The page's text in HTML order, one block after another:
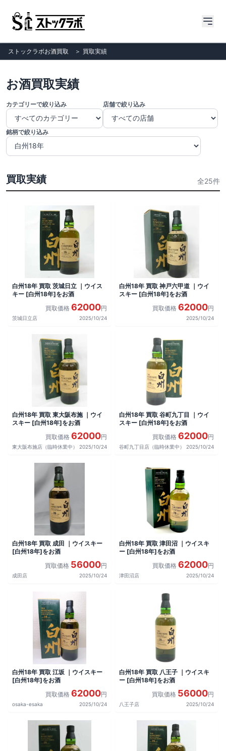
ストックラボお酒買取 ＞ 買取実績
お酒買取実績
カテゴリーで絞り込み 店舗で絞り込み
銘柄で絞り込み
買取実績 全25件
白州18年 買取 茨城日立 ｜ウイス
キー [白州18年]をお酒
買取価格 62000円
茨城日立店 2025/10/24
白州18年 買取 神戸六甲道 ｜ウイ
スキー [白州18年]をお酒
買取価格 62000円
2025/10/24
白州18年 買取 東大阪布施 ｜ウイ
スキー [白州18年]をお酒
買取価格 62000円
東大阪布施店（臨時休業中） 2025/10/24
白州18年 買取 谷町九丁目 ｜ウイ
スキー [白州18年]をお酒
買取価格 62000円
谷町九丁目店（臨時休業中） 2025/10/24
白州18年 買取 成田 ｜ウイスキー
[白州18年]をお酒
買取価格 56000円
成田店 2025/10/24
白州18年 買取 津田沼 ｜ウイスキ
ー [白州18年]をお酒
買取価格 62000円
津田沼店 2025/10/24
白州18年 買取 江坂 ｜ウイスキー
[白州18年]をお酒
買取価格 62000円
osaka-esaka 2025/10/24
白州18年 買取 八王子 ｜ウイスキ
ー [白州18年]をお酒
買取価格 56000円
八王子店 2025/10/24